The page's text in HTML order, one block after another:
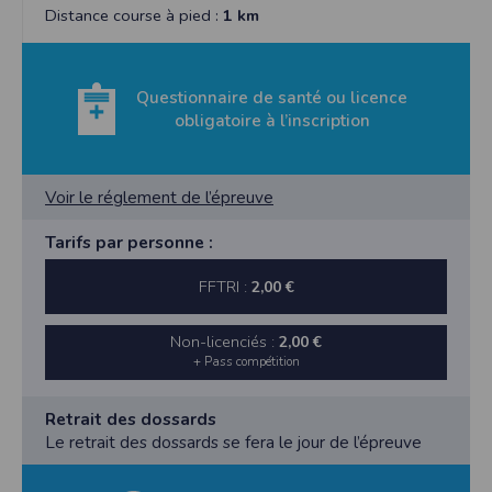
Distance course à pied : 1 km
Questionnaire de santé ou licence
obligatoire à l’inscription
Voir le réglement de l’épreuve
Tarifs par personne :
FFTRI : 2,00 €
Non-licenciés : 2,00 €
+ Pass compétition
Retrait des dossards
Le retrait des dossards se fera le jour de l’épreuve